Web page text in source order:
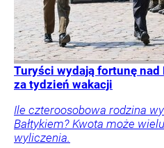
Turyści wydają fortunę nad
za tydzień wakacji
Ile czteroosobowa rodzina
Bałtykiem? Kwota może
wyliczenia.